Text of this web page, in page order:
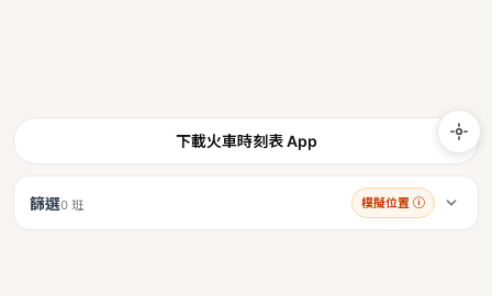
下載火車時刻表 App
篩選0 班 模擬位置 ⓘ